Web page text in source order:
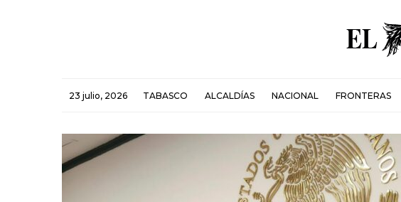
23 julio, 2026 TABASCO ALCALDÍAS NACIONAL FRONTERAS